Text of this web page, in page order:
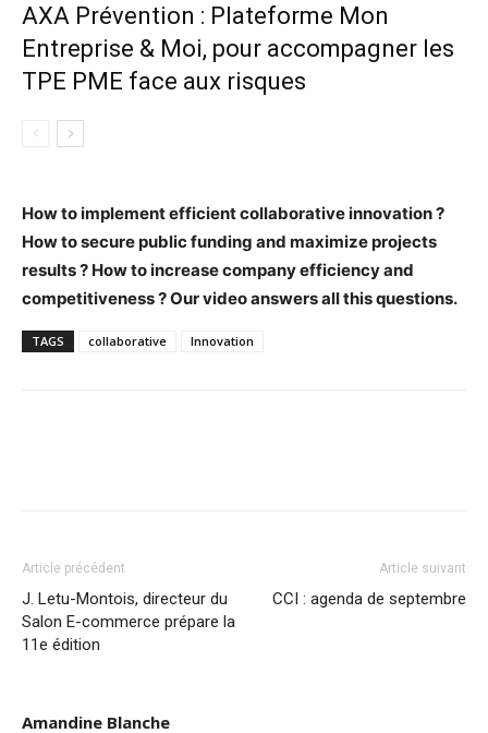
AXA Prévention : Plateforme Mon
Entreprise & Moi, pour accompagner les
TPE PME face aux risques
How to implement efficient collaborative innovation ?
How to secure public funding and maximize projects
results ? How to increase company efficiency and
competitiveness ? Our video answers all this questions.
TAGS collaborative Innovation
Article précédent
J. Letu-Montois, directeur du
Salon E-commerce prépare la
11e édition
Article suivant
CCI : agenda de septembre
Amandine Blanche